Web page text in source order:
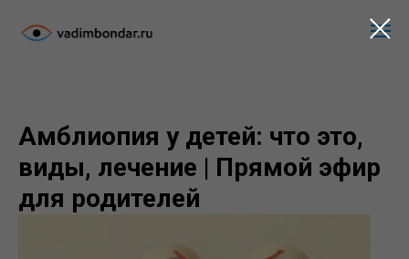
Амблиопия у детей: что это,
виды, лечение | Прямой эфир
для родителей